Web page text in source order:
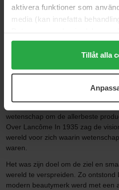
aktivera funktioner som
media (kan innefatta
Genom att trycka på "Tillåt
alla cookies, medan du under
användningen av cookies. Du
samt vår Integritetspolicy.
Tillåt alla
Meer
Lancôme is ontstaan vanuit het
met de hele wereld te delen. Hier
wetenschap om de allerbeste
Over Lancôme In 1935 zag de
wereld voor zich waarin
waren.
Het was zijn doel om de ziel en
wereld te verspreiden. Zo ontstond
modern beautymerk werd met een